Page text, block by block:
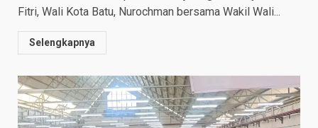
Fitri, Wali Kota Batu, Nurochman bersama Wakil Wali...
Selengkapnya